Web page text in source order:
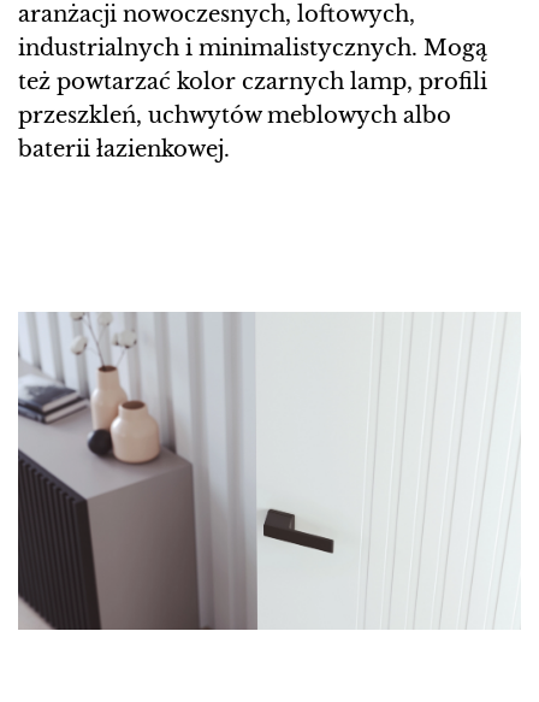
aranżacji nowoczesnych, loftowych,
industrialnych i minimalistycznych. Mogą
też powtarzać kolor czarnych lamp, profili
przeszkleń, uchwytów meblowych albo
baterii łazienkowej.